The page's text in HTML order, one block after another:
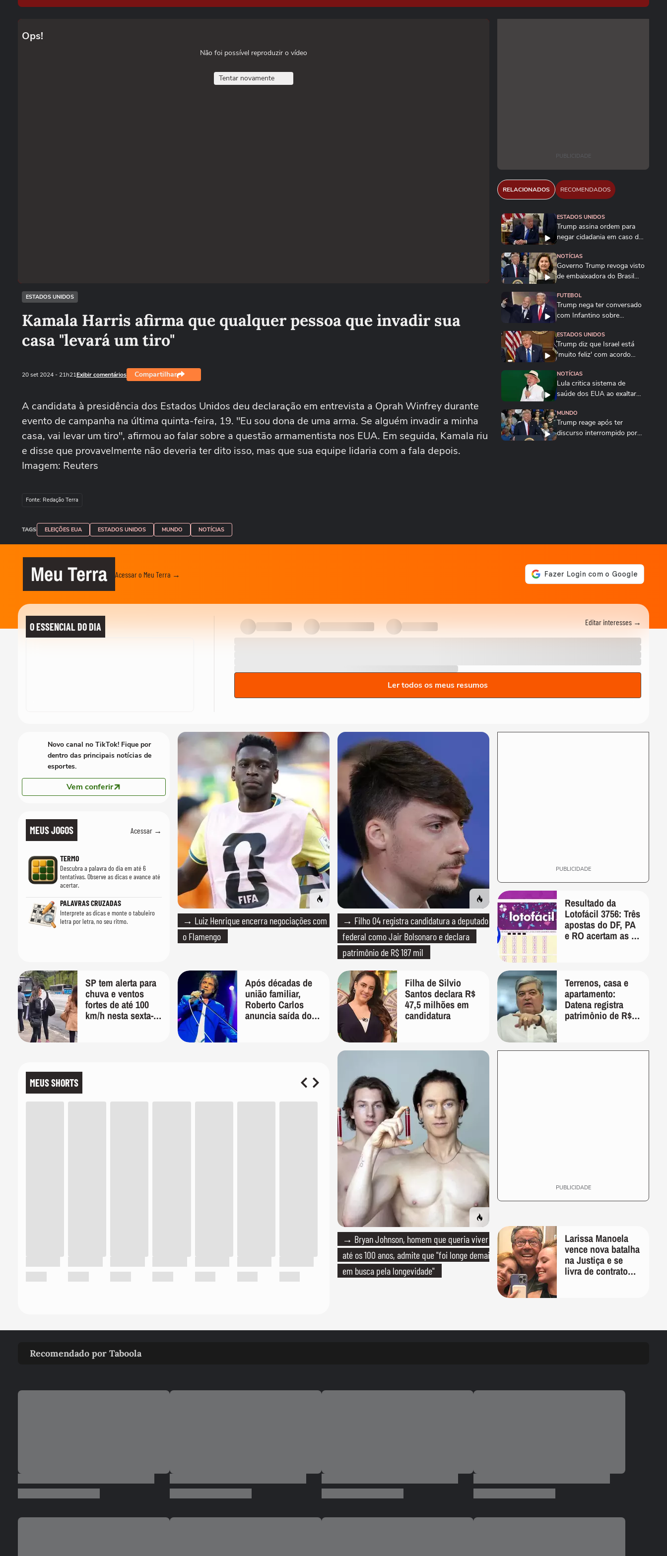
Ops!
Não foi possível reproduzir o vídeo
Tentar novamente
ESTADOS UNIDOS
Kamala Harris afirma que qualquer pessoa que invadir sua
casa "levará um tiro"
20 set 2024- 21h21Exibir comentários Compartilhar
A candidata à presidência dos Estados Unidos deu declaração em entrevista a Oprah Winfrey durante
evento de campanha na última quinta-feira, 19. "Eu sou dona de uma arma. Se alguém invadir a minha
casa, vai levar um tiro", afirmou ao falar sobre a questão armamentista nos EUA. Em seguida, Kamala riu
e disse que provavelmente não deveria ter dito isso, mas que sua equipe lidaria com a fala depois.
Imagem: Reuters
Fonte: Redação Terra
TAGS ELEIÇÕES EUA ESTADOS UNIDOS MUNDO NOTÍCIAS
PUBLICIDADE
RELACIONADOS RECOMENDADOS
ESTADOS UNIDOS
Trump assina ordem para
negar cidadania em caso de
NOTÍCIAS
Governo Trump revoga visto
de embaixadora do Brasil
FUTEBOL
Trump nega ter conversado
com Infantino sobre
ESTADOS UNIDOS
Trump diz que Israel está
'muito feliz' com acordo
NOTÍCIAS
Lula critica sistema de
saúde dos EUA ao exaltar
MUNDO
Trump reage após ter
discurso interrompido por
MUNDO
Trump diz que EUA vão
Herói da Espanha na final,
Ferran Torres usa boné com
frase de...
Nova York ‘debaixo d’água’
Trump acusa China de
Meu Terra Acessar o Meu Terra →
O ESSENCIAL DO DIA Editar interesses →
Ler todos os meus resumos
MEUS JOGOS Acessar →
TERMO
Descubra a palavra do dia em até 6
tentativas. Observe as dicas e avance até
acertar.
PALAVRAS CRUZADAS
Interprete as dicas e monte o tabuleiro
letra por letra, no seu ritmo.
→ Luiz Henrique encerra negociações com
o Flamengo
→ Filho 04 registra candidatura a deputado
federal como Jair Bolsonaro e declara
patrimônio de R$ 187 mil
PUBLICIDADE
→ Bryan Johnson, homem que queria viver
até os 100 anos, admite que "foi longe demais
em busca pela longevidade"
Resultado da
Lotofácil 3756: Três
apostas do DF, PA
e RO acertam as 15
SP tem alerta para
chuva e ventos
fortes de até 100
km/h nesta sexta-
Após décadas de
união familiar,
Roberto Carlos
anuncia saída do
Filha de Silvio
Santos declara R$
47,5 milhões em
candidatura
Terrenos, casa e
apartamento:
Datena registra
patrimônio de R$
deputado federal
MEUS SHORTS
PUBLICIDADE
Novo canal no TikTok! Fique por
dentro das principais notícias de
esportes.
Vem conferir
Larissa Manoela
vence nova batalha
na Justiça e se
livra de contrato
Recomendado por Taboola